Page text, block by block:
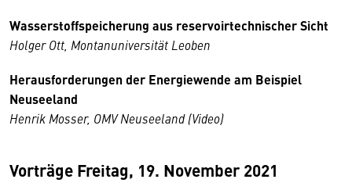
Wasserstoffspeicherung aus reservoirtechnischer Sicht
Holger Ott, Montanuniversität Leoben
Herausforderungen der Energiewende am Beispiel
Neuseeland
Henrik Mosser, OMV Neuseeland (Video)
Vorträge Freitag, 19. November 2021